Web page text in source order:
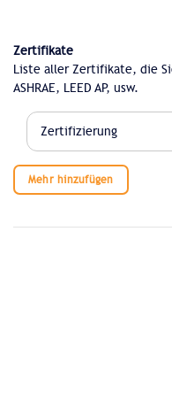
Zertifikate
Liste aller Zertifikate, die
ASHRAE, LEED AP, usw.
Mehr hinzufügen